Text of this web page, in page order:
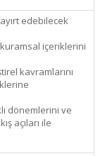
edebilecek
içeriklerini
kavramlarını
dönemlerini ve
açıları ile